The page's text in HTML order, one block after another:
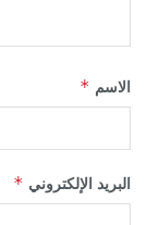
الاسم *
البريد الإلكتروني *